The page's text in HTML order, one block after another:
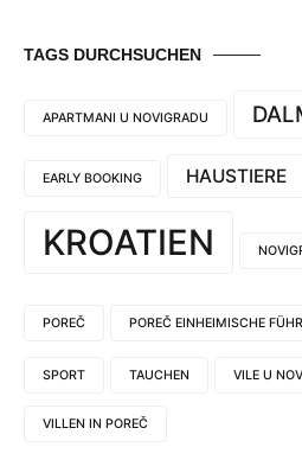
TAGS DURCHSUCHEN
APARTMANI U NOVIGRADU
EARLY BOOKING HAUSTIERE
KROATIEN
POREČ POREČ EINHEIMISCHE
SPORT TAUCHEN VILE U
VILLEN IN POREČ